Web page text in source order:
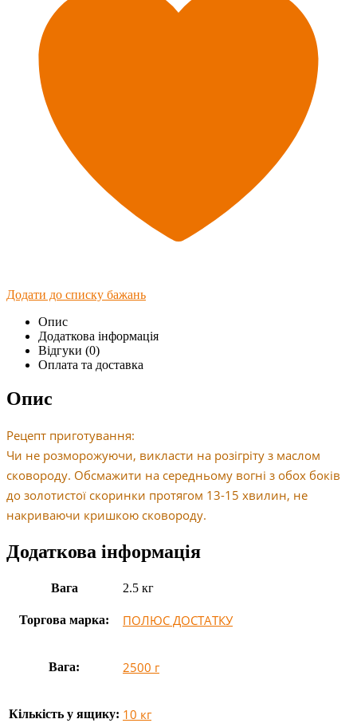
Додати до списку бажань
Опис
Додаткова інформація
Відгуки (0)
Оплата та доставка
Опис
Рецепт приготування:
Чи не розморожуючи, викласти на розігріту з маслом
сковороду. Обсмажити на середньому вогні з обох боків
до золотистої скоринки протягом 13-15 хвилин, не
накриваючи кришкою сковороду.
Додаткова інформація
Вага 2.5 кг
Торгова марка: ПОЛЮС ДОСТАТКУ
Вага: 2500 г
Кількість у ящику: 10 кг